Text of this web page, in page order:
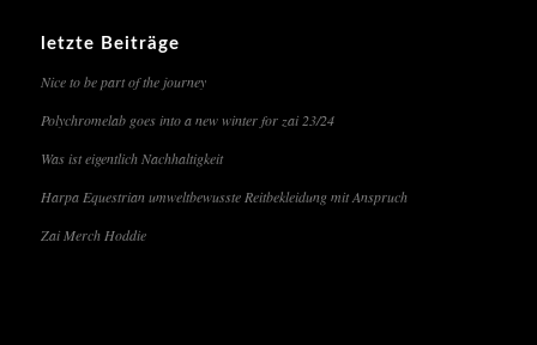
letzte Beiträge
Nice to be part of the journey
Polychromelab goes into a new winter for zai 23/24
Was ist eigentlich Nachhaltigkeit
Harpa Equestrian umweltbewusste Reitbekleidung mit Anspruch
Zai Merch Hoddie